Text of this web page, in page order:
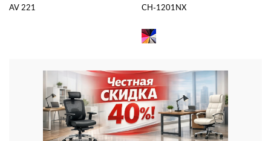
AV 221 CH-1201NX